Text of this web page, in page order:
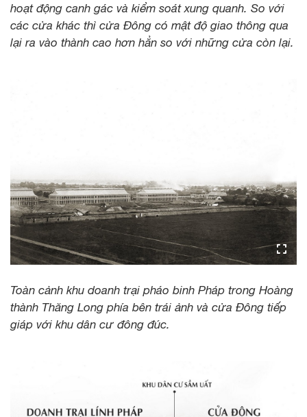
hoạt động canh gác và kiểm soát xung quanh. So với
các cửa khác thì cửa Đông có mật độ giao thông qua
lại ra vào thành cao hơn hẳn so với những cửa còn lại.
Toàn cảnh khu doanh trại pháo binh Pháp trong Hoàng
thành Thăng Long phía bên trái ảnh và cửa Đông tiếp
giáp với khu dân cư đông đúc.